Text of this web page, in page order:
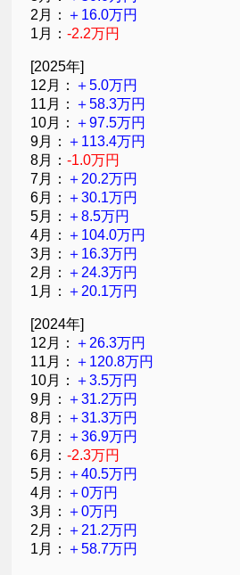
2月： ＋16.0万円
1月：-2.2万円
[2025年]
12月： ＋5.0万円
11月： ＋58.3万円
10月： ＋97.5万円
9月： ＋113.4万円
8月：-1.0万円
7月： ＋20.2万円
6月： ＋30.1万円
5月： ＋8.5万円
4月： ＋104.0万円
3月： ＋16.3万円
2月： ＋24.3万円
1月： ＋20.1万円
[2024年]
12月： ＋26.3万円
11月： ＋120.8万円
10月： ＋3.5万円
9月： ＋31.2万円
8月： ＋31.3万円
7月： ＋36.9万円
6月：-2.3万円
5月： ＋40.5万円
4月： ＋0万円
3月： ＋0万円
2月： ＋21.2万円
1月： ＋58.7万円